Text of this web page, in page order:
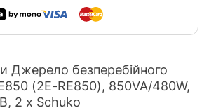
Джерело безперебійного
(2E-RE850), 850VA/480W,
2 x Schuko